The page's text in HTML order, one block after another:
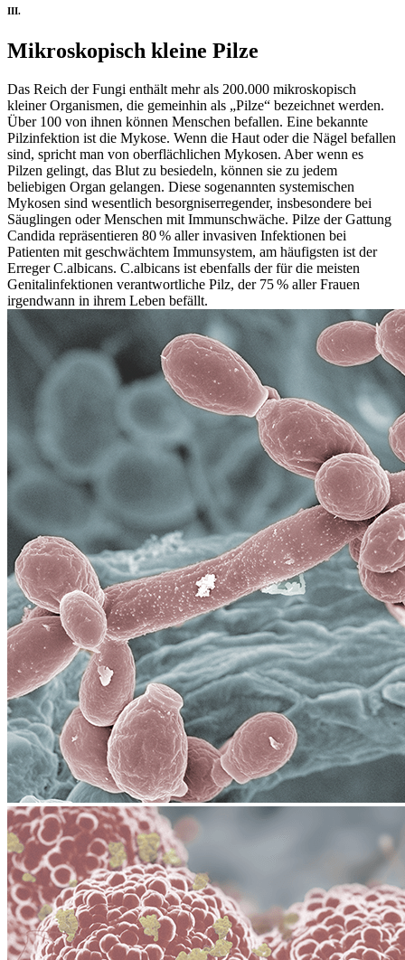
III.
Mikroskopisch kleine Pilze
Das Reich der Fungi enthält mehr als 200.000 mikroskopisch
kleiner Organismen, die gemeinhin als „Pilze“ bezeichnet werden.
Über 100 von ihnen können Menschen befallen. Eine bekannte
Pilzinfektion ist die Mykose. Wenn die Haut oder die Nägel befallen
sind, spricht man von oberflächlichen Mykosen. Aber wenn es
Pilzen gelingt, das Blut zu besiedeln, können sie zu jedem
beliebigen Organ gelangen. Diese sogenannten systemischen
Mykosen sind wesentlich besorgniserregender, insbesondere bei
Säuglingen oder Menschen mit Immunschwäche. Pilze der Gattung
Candida repräsentieren 80 % aller invasiven Infektionen bei
Patienten mit geschwächtem Immunsystem, am häufigsten ist der
Erreger C.albicans. C.albicans ist ebenfalls der für die meisten
Genitalinfektionen verantwortliche Pilz, der 75 % aller Frauen
irgendwann in ihrem Leben befällt.